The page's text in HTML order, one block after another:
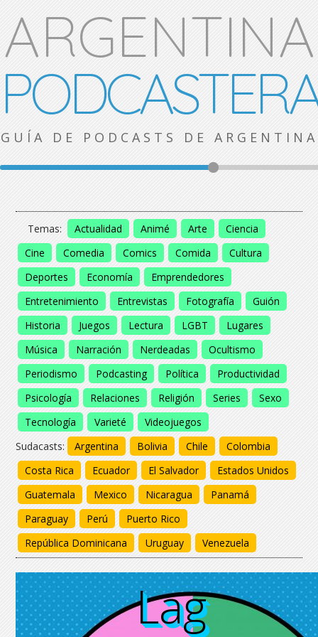
ARGENTINA
GUÍA DE PODCASTS DE ARGENTINA
Temas: Actualidad Animé Arte
Ciencia
Cine
Comedia Comics Comida
Cultura
Deportes
Economía
Emprendedores
Entretenimiento
Entrevistas Fotografía
Guión
Historia
Juegos Lectura LGBT
Lugares
Música
Narración Nerdeadas
Ocultismo
Periodismo
Podcasting Política
Productividad
Psicología
Relaciones Religión Series
Sexo
Tecnología
Varieté
Videojuegos
Sudacasts:
Argentina Bolivia Chile
Colombia
Costa Rica
Ecuador El Salvador
Estados Unidos
Guatemala
Mexico Nicaragua
Panamá
Paraguay
Perú
Puerto Rico
República Dominicana
Uruguay Venezuela
Lag
Lag
Lag
Lag